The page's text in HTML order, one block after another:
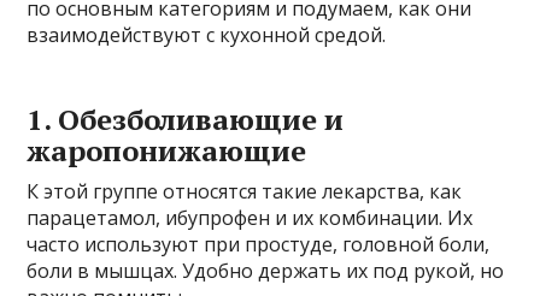
по основным категориям и подумаем, как они
взаимодействуют с кухонной средой.
1. Обезболивающие и
жаропонижающие
К этой группе относятся такие лекарства, как
парацетамол, ибупрофен и их комбинации. Их
часто используют при простуде, головной боли,
боли в мышцах. Удобно держать их под рукой, но